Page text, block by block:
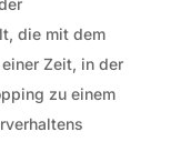
die mit dem
Zeit, in der
zu einem